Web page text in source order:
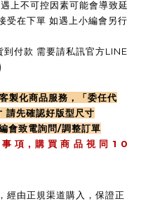
上不可控因素可能會導致延
受在下單 如遇上小編會另行
付款 需要請私訊官方LINE
製化商品服務，「委任代
請先確認好版型尺寸
會致電詢問/調整訂單
項 , 購 買 商 品 視 同 1 0
由正規渠道購入，保證正